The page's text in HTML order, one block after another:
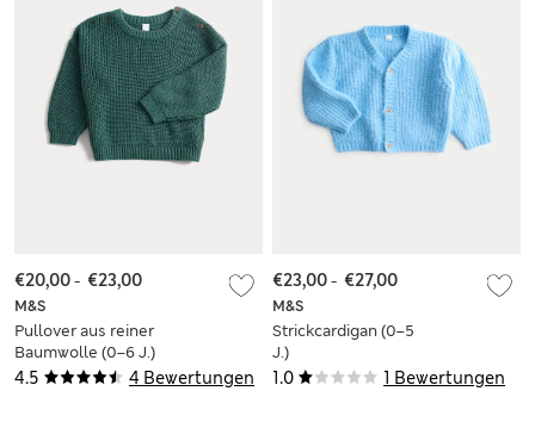
4.5 4 Bewertungen
M&S
Pullover aus reiner
Baumwolle (0–6 J.)
€20,00- €23,00
1.0 1 Bewertungen
M&S
Strickcardigan (0–5
J.)
€23,00- €27,00